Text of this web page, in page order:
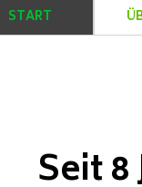
START
Seit